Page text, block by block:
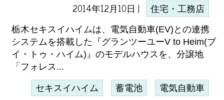
2014年12月10日 | 住宅・工務店
栃木セキスイハイムは、電気自動車(EV)との連携
システムを搭載した『グランツーユーV to Heim(ブ
イ・トゥ・ハイム)』のモデルハウスを、分譲地
「フォレス...
セキスイハイム 蓄電池 電気自動車